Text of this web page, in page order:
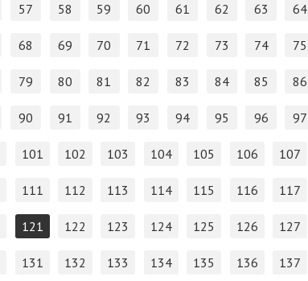
57 58 59 60 61 62 63 64
68 69 70 71 72 73 74 75
79 80 81 82 83 84 85 86
90 91 92 93 94 95 96 97
101 102 103 104 105 106 107
111 112 113 114 115 116 117
121 122 123 124 125 126 127
131 132 133 134 135 136 137